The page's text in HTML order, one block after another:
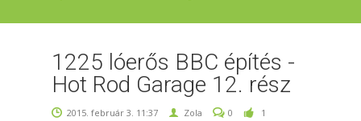
1225 lóerős BBC építés -
Hot Rod Garage 12. rész
2015. február 3. 11:37 Zola 0 1